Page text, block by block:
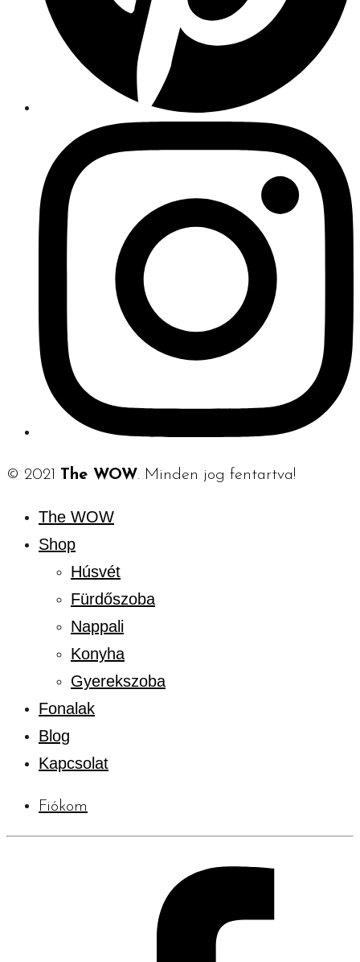
© 2021 The WOW. Minden jog fentartva!
The WOW
Shop
Húsvét
Fürdőszoba
Nappali
Konyha
Gyerekszoba
Fonalak
Blog
Kapcsolat
Fiókom